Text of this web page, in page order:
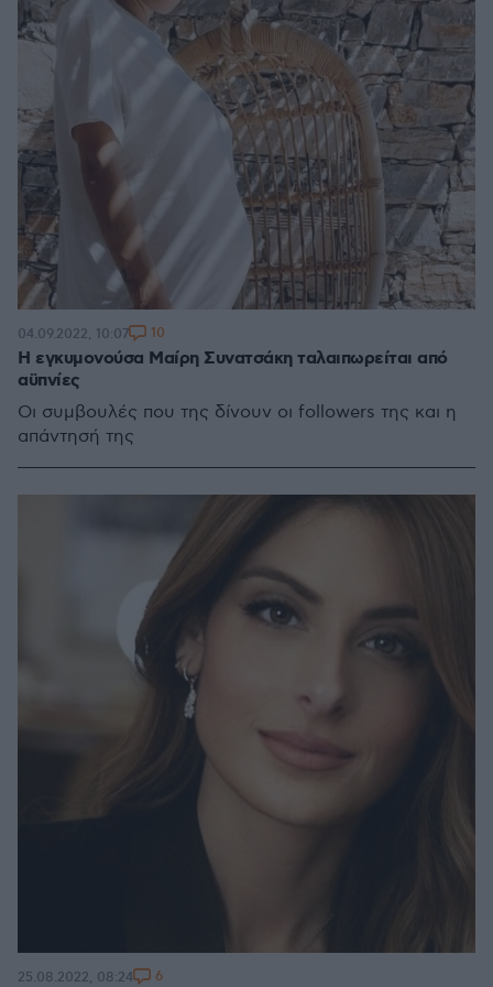
Η εγκυμονούσα Μαίρη Συνατσάκη ταλαιπωρείται από
αϋπνίες
Οι συμβουλές που της δίνουν οι followers της και η
απάντησή της
04.09.2022, 10:07 10
25.08.2022, 08:24 6